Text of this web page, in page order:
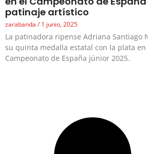
patinaje artístico
zarabanda 1 junio, 2025
La patinadora ripense Adriana Santiago
su quinta medalla estatal con la plata en
Campeonato de España júnior 2025.